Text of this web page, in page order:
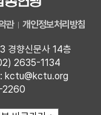
관 개인정보처리방침
경향신문사 14층
2635-1134
kctu@kctu.org
2260